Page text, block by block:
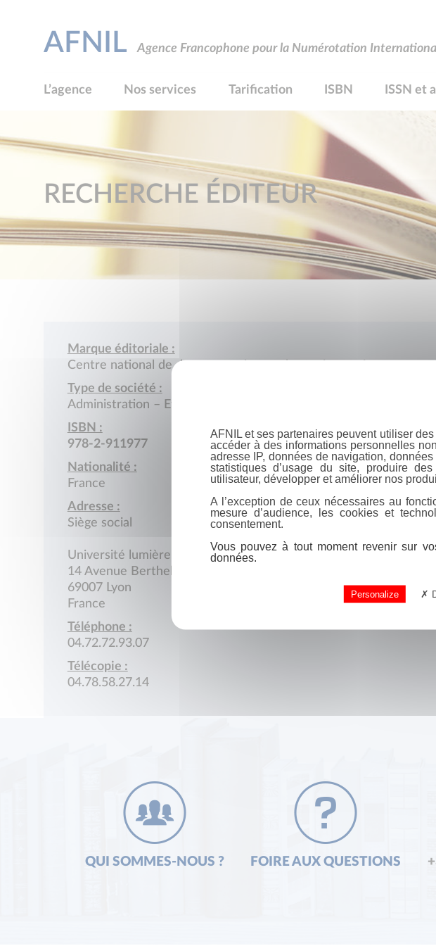
AFNIL Agence Francophone pour la Numérotation
L’agence Nos services Tarification ISBN ISSN et
RECHERCHE ÉDITEUR
Marque éditoriale :
Centre national de documentation sur les toxicomanies
Type de société :
Administration – Etablissement public
ISBN :
978-2-911977
Nationalité :
France
Adresse :
Siège social
Université lumière Lyon 2
14 Avenue Berthelot
69007 Lyon
France
Téléphone :
04.72.72.93.07
Télécopie :
04.78.58.27.14
QUI SOMMES-NOUS ? FOIRE AUX QUESTIONS
AFNIL et ses partenaires peuvent utiliser
accéder à des informations personnelles
adresse IP, données de navigation,
statistiques d’usage du site, produire
utilisateur, développer et améliorer nos
A l’exception de ceux nécessaires au
mesure d’audience, les cookies et
consentement.
Vous pouvez à tout moment revenir sur
données.
Personalize